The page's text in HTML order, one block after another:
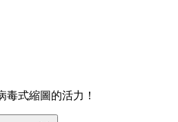
毒式縮圖的活力！